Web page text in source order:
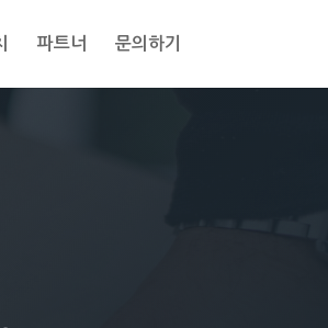
파트너 문의하기